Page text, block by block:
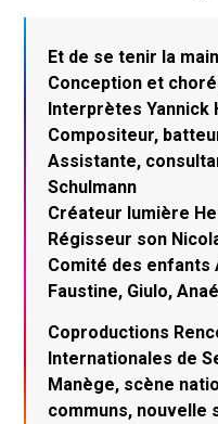
Et de se tenir la main
Conception et
Interprètes Yannick
Compositeur,
Assistante,
Schulmann
Créateur lumière
Régisseur son
Comité des enfants
Faustine, Giulo,
Coproductions
Internationales de
Manège, scène
communs, nouvelle